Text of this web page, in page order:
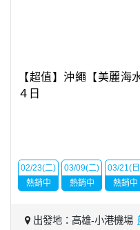
【超值】沖繩【美麗海
４日
02/23(二)
熱銷中
03/09(二)
熱銷中
03/21(
熱銷中
出發地：高雄-小港機場